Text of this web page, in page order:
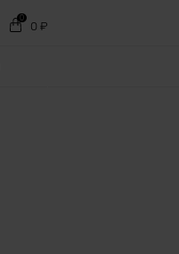
0
0₽